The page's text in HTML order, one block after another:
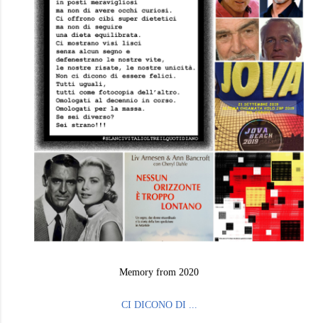
Memory from 2020
CI DICONO DI ...